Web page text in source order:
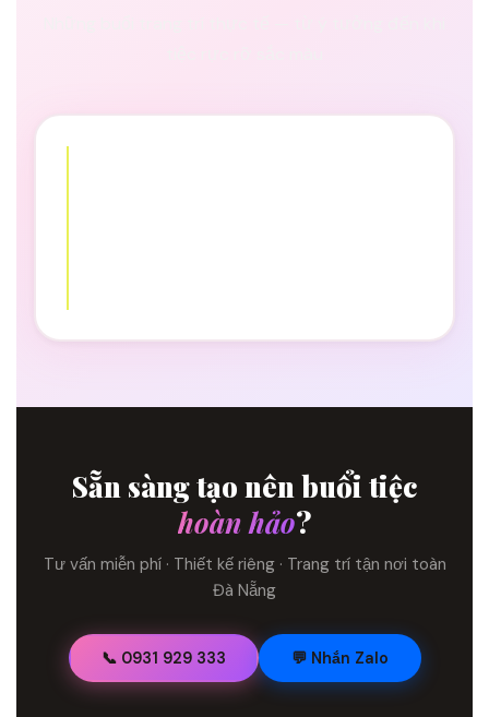
Sẵn sàng tạo nên buổi tiệc
hoàn hảo?
Tư vấn miễn phí · Thiết kế riêng · Trang trí tận nơi toàn
Đà Nẵng
📞 0931 929 333 💬 Nhắn Zalo